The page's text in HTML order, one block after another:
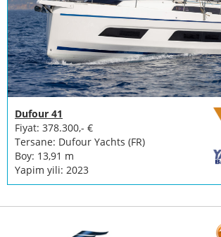
Dufour 41
Fiyat: 378.300,- €
Tersane: Dufour Yachts (FR)
Boy: 13,91 m
Yapim yili: 2023